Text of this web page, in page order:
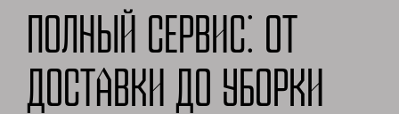
Полный сервис: от
доставки до уборки